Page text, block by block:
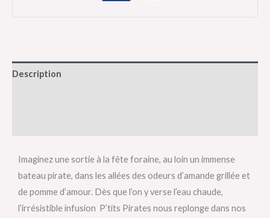
Description
Imaginez une sortie à la fête foraine, au loin un immense
bateau pirate, dans les allées des odeurs d’amande grillée et
de pomme d’amour. Dès que l’on y verse l’eau chaude,
l’irrésistible infusion P’tits Pirates nous replonge dans nos